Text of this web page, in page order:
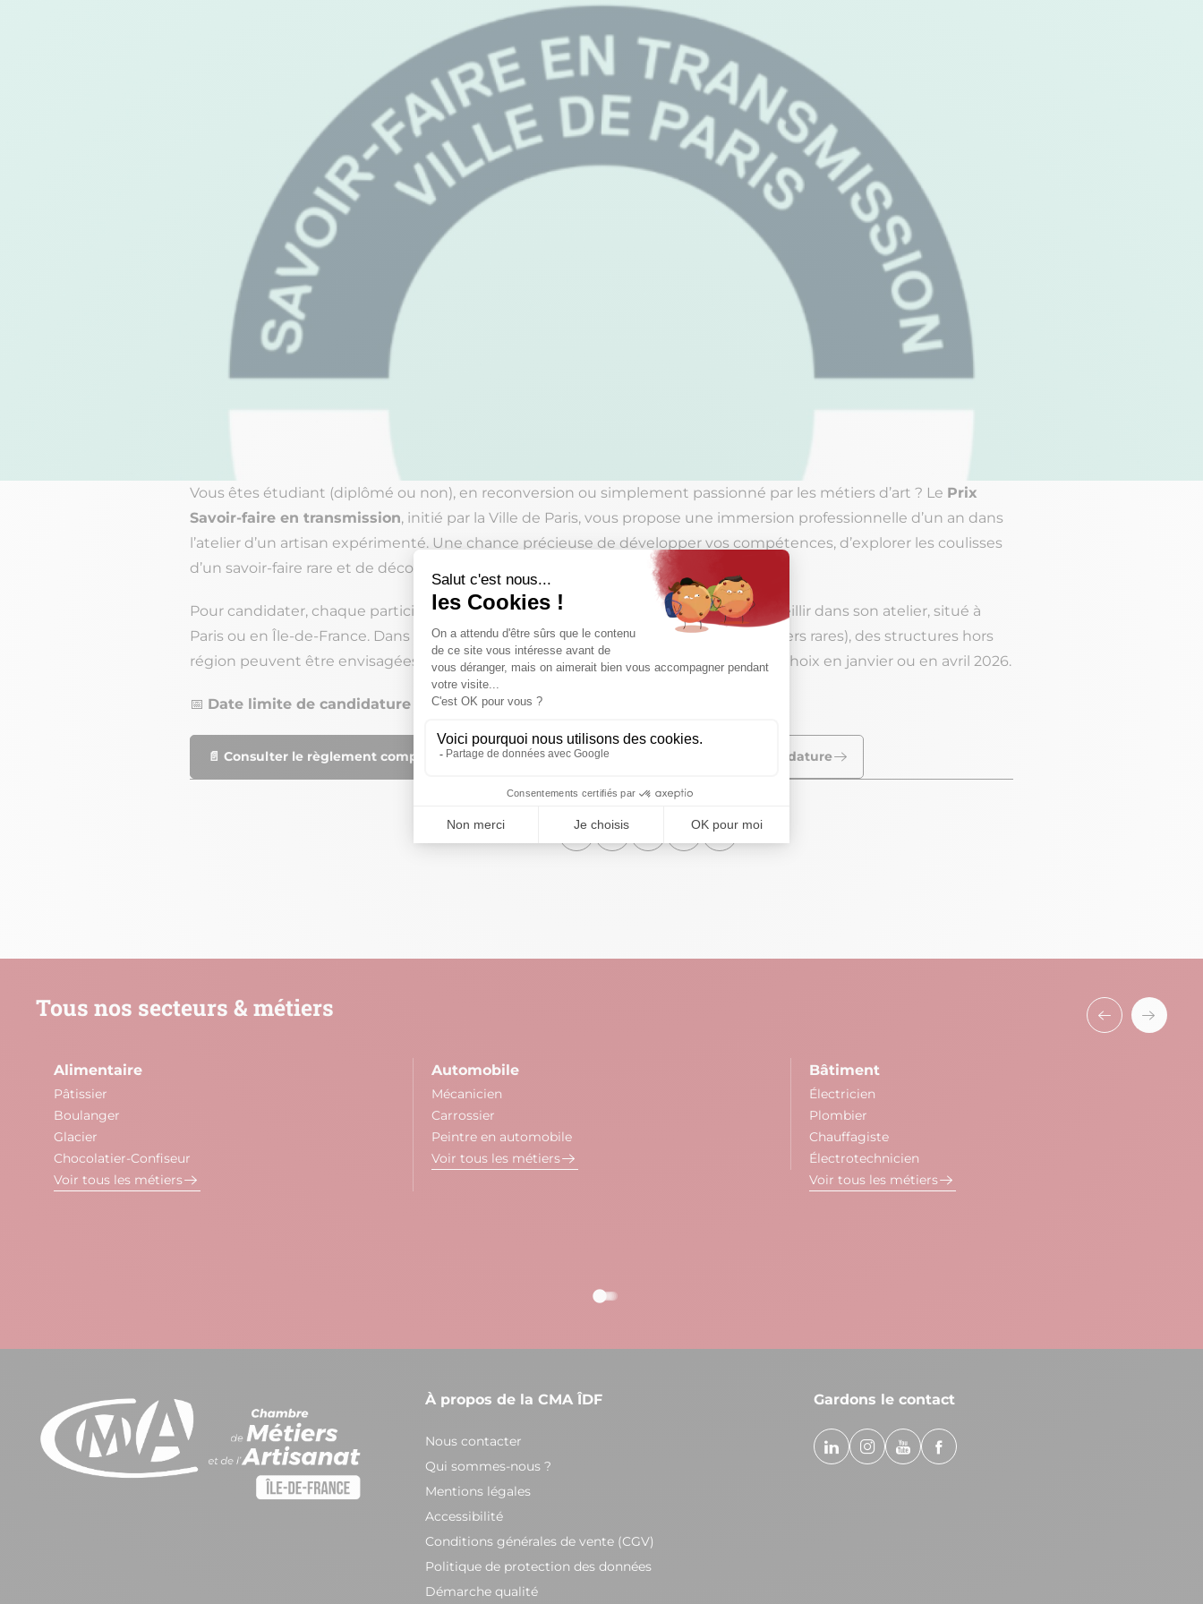
Vous êtes étudiant (diplômé ou non), en reconversion ou simplement passionné par les métiers d’art ? Le Prix
Savoir-faire en transmission, initié par la Ville de Paris, vous propose une immersion professionnelle d’un an dans
l’atelier d’un artisan expérimenté. Une chance précieuse de développer vos compétences, d’explorer les coulisses
d’un savoir-faire rare et de découvrir le quotidien d’une entreprise artisanale.
Pour candidater, chaque participant doit avoir identifié un artisan d’art prêt à l’accueillir dans son atelier, situé à
Paris ou en Île-de-France. Dans certains cas spécifiques (notamment pour des métiers rares), des structures hors
région peuvent être envisagées. Les stages, d’une durée de 12 mois, démarrent au choix en janvier ou en avril 2026.
📅 Date limite de candidature : dimanche 2 novembre 2025 à minuit
📄 Consulter le règlement complet 🔗 Plus d’informations sur le dispositif et candidature
Partager avec
Tous nos secteurs & métiers
Alimentaire
Pâtissier
Boulanger
Glacier
Chocolatier-Confiseur
Voir tous les métiers
Automobile
Mécanicien
Carrossier
Peintre en automobile
Voir tous les métiers
Bâtiment
Électricien
Plombier
Chauffagiste
Électrotechnicien
Voir tous les métiers
À propos de la CMA ÎDF
Nous contacter
Qui sommes-nous ?
Mentions légales
Accessibilité
Conditions générales de vente (CGV)
Politique de protection des données
Démarche qualité
Gardons le contact